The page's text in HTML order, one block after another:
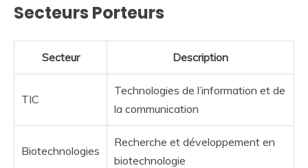
Secteurs Porteurs
Secteur Description
TIC
Technologies de l’information et de
la communication
Biotechnologies
Recherche et développement en
biotechnologie